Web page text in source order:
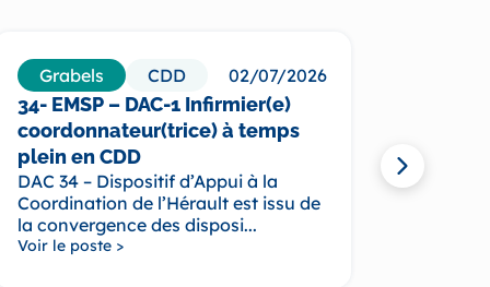
Grabels CDD 02/07/2026
34- EMSP – DAC-1 Infirmier(e)
coordonnateur(trice) à temps
plein en CDD
DAC 34 – Dispositif d’Appui à la
Coordination de l’Hérault est issu de
la convergence des disposi...
Voir le poste >